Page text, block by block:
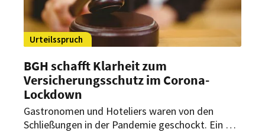
Urteilsspruch
BGH schafft Klarheit zum
Versicherungsschutz im Corona-
Lockdown
Gastronomen und Hoteliers waren von den
Schließungen in der Pandemie geschockt. Ein Teil